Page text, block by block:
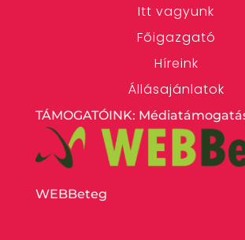
Itt vagyunk
Főigazgató
Híreink
Állásajánlatok
TÁMOGATÓINK:
WEBBeteg